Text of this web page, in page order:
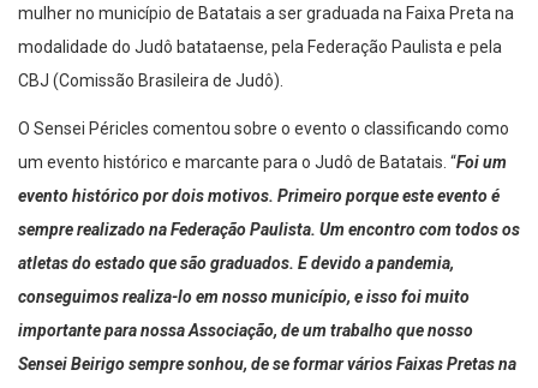
mulher no município de Batatais a ser graduada na Faixa Preta na
modalidade do Judô batataense, pela Federação Paulista e pela
CBJ (Comissão Brasileira de Judô).
O Sensei Péricles comentou sobre o evento o classificando como
um evento histórico e marcante para o Judô de Batatais. “ Foi um
evento histórico por dois motivos. Primeiro porque este evento é
sempre realizado na Federação Paulista. Um encontro com todos os
atletas do estado que são graduados. E devido a pandemia,
conseguimos realiza-lo em nosso município, e isso foi muito
importante para nossa Associação, de um trabalho que nosso
Sensei Beirigo sempre sonhou, de se formar vários Faixas Pretas na